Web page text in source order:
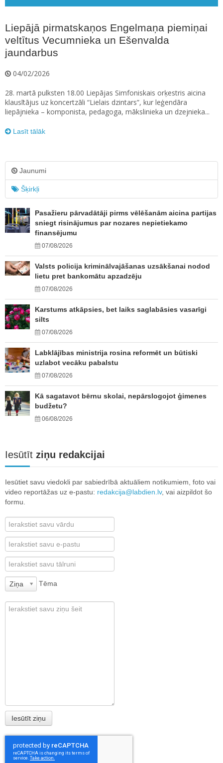
Liepājā pirmatskaņos Engelmaņa piemiņai
veltītus Vecumnieka un Ešenvalda
jaundarbus
04/02/2026
28. martā pulksten 18.00 Liepājas Simfoniskais orķestris aicina
klausītājus uz koncertzāli “Lielais dzintars”, kur leģendāra
liepājnieka – komponista, pedagoga, mākslinieka un dzejnieka...
Lasīt tālāk
Jaunumi
Šķirkļi
Pasažieru pārvadātāji pirms vēlēšanām aicina partijas
sniegt risinājumus par nozares nepietiekamo
finansējumu
07/08/2026
Valsts policija kriminālvajāšanas uzsākšanai nodod
lietu pret bankomātu apzadzēju
07/08/2026
Karstums atkāpsies, bet laiks saglabāsies vasarīgi
silts
07/08/2026
Labklājības ministrija rosina reformēt un būtiski
uzlabot vecāku pabalstu
07/08/2026
Kā sagatavot bērnu skolai, nepārslogojot ģimenes
budžetu?
06/08/2026
Iesūtīt ziņu redakcijai
Iesūtiet savu viedokli par sabiedrībā aktuāliem notikumiem, foto vai
video reportāžas uz e-pastu: redakcija@labdien.lv, vai aizpildot šo
formu.
Ziņa Tēma